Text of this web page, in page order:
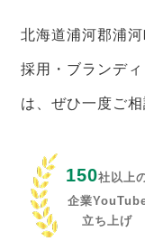
北海道浦河郡浦
採用・ブランデ
は、ぜひ一度ご相
150社以上
企業
立ち上げ